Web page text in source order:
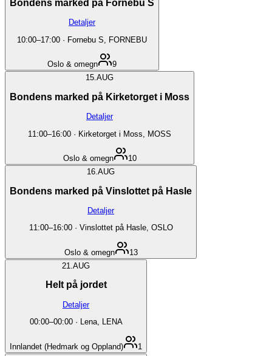
Bondens marked på Fornebu S
Detaljer
10:00–17:00 · Fornebu S, FORNEBU
Oslo & omegn
9
15.AUG
Bondens marked på Kirketorget i Moss
Detaljer
11:00–16:00 · Kirketorget i Moss, MOSS
Oslo & omegn
10
16. AUG
Bondens marked på Vinslottet på Hasle
Detaljer
11:00–16:00· Vinslottet på Hasle, OSLO
Oslo & omegn
13
21. AUG
Helt på jordet
Detaljer
00:00–00:00· Lena, LENA
Innlandet (Hedmark og Oppland)
1